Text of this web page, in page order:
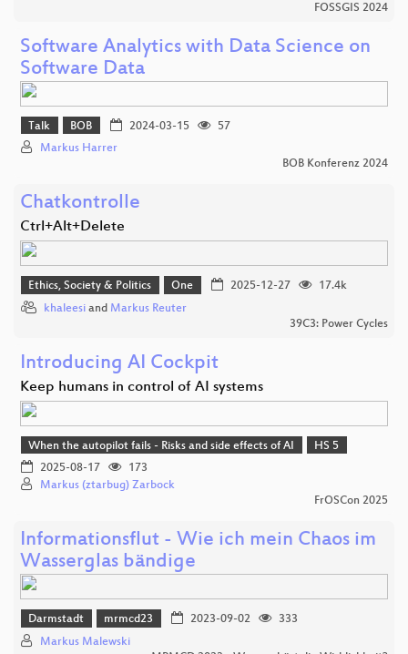
FOSSGIS 2024
Software Analytics with Data Science on
Software Data
Talk BOB 2024-03-15
57
Markus Harrer
BOB Konferenz 2024
Chatkontrolle
Ctrl+Alt+Delete
Ethics, Society & Politics One 2025-12-27
17.4k
khaleesi and Markus Reuter
39C3: Power Cycles
Introducing AI Cockpit
Keep humans in control of AI systems
When the autopilot fails - Risks and side effects of AI
HS 5
2025-08-17
173
Markus (ztarbug) Zarbock
FrOSCon 2025
Informationsflut - Wie ich mein Chaos im
Wasserglas bändige
Darmstadt mrmcd23 2023-09-02
333
Markus Malewski